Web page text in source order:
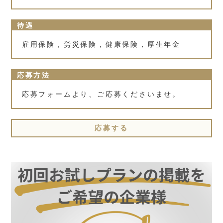
待遇
雇用保険，労災保険，健康保険，厚生年金
応募方法
応募フォームより、ご応募くださいませ。
応募する